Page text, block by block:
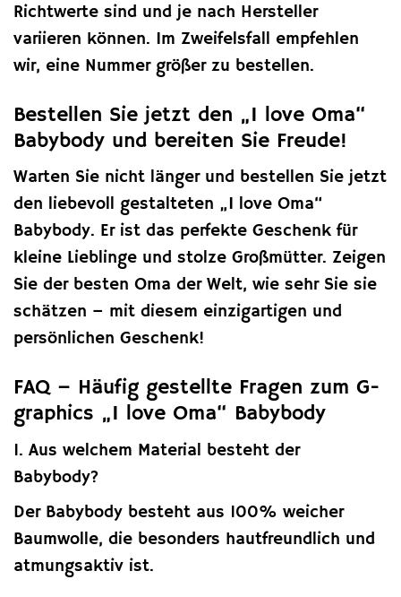
Richtwerte sind und je nach Hersteller
variieren können. Im Zweifelsfall empfehlen
wir, eine Nummer größer zu bestellen.
Bestellen Sie jetzt den „I love Oma“
Babybody und bereiten Sie Freude!
Warten Sie nicht länger und bestellen Sie jetzt
den liebevoll gestalteten „I love Oma“
Babybody. Er ist das perfekte Geschenk für
kleine Lieblinge und stolze Großmütter. Zeigen
Sie der besten Oma der Welt, wie sehr Sie sie
schätzen – mit diesem einzigartigen und
persönlichen Geschenk!
FAQ – Häufig gestellte Fragen zum G-
graphics „I love Oma“ Babybody
1. Aus welchem Material besteht der
Babybody?
Der Babybody besteht aus 100% weicher
Baumwolle, die besonders hautfreundlich und
atmungsaktiv ist.